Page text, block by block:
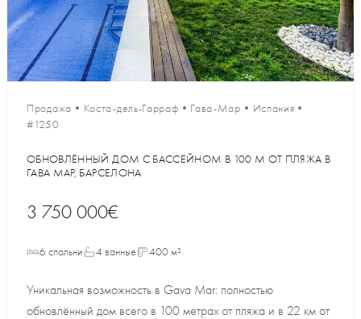
Продажа • Коста-дель-Гарраф • Гава-Мар • Испания •
#1250
ОБНОВЛЁННЫЙ ДОМ С БАССЕЙНОМ В 100 М ОТ ПЛЯЖА В
ГАВА МАР, БАРСЕЛОНА
3 750 000€
6 спальни 4 ванные 400 м²
Уникальная возможность в Gava Mar: полностью
обновлённый дом всего в 100 метрах от пляжа и в 22 км от